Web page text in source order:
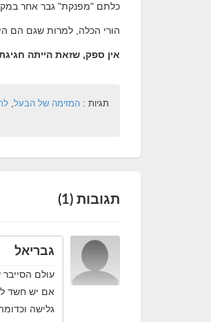
כלתם "מפנקת" גבר אחר
הורי הכלה, למרות שגם הם
אין ספק, שזאת הייתה
תגיות : המזימה של הבעל,
תגובות (1)
גבריאל
עולם הסייבר
אם יש חשד
גלישה